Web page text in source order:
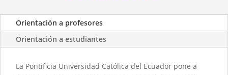
Orientación a profesores
Orientación a estudiantes
La Pontificia Universidad Católica del Ecuador pone a